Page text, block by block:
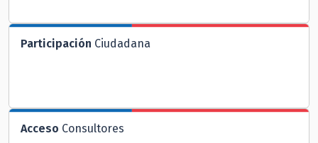
Participación Ciudadana
Acceso Consultores